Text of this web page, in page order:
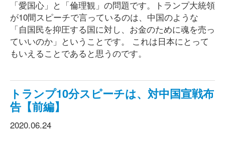
「愛国心」と「倫理観」の問題です。トランプ大統領
が10間スピーチで言っているのは、中国のような
「自国民を抑圧する国に対し、お金のために魂を売っ
ていいのか」ということです。 これは日本にとって
もいえることであると思うのです。
トランプ10分スピーチは、対中国宣戦布
告【前編】
2020.06.24